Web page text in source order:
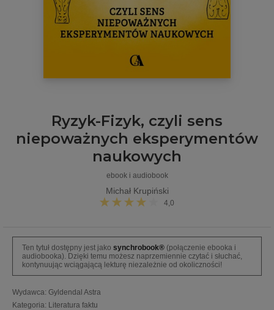
Ryzyk-Fizyk, czyli sens
niepoważnych eksperymentów
naukowych
ebook i audiobook
Michał Krupiński
4,0
Ten tytuł dostępny jest jako synchrobook® (połączenie ebooka i
audiobooka). Dzięki temu możesz naprzemiennie czytać i słuchać,
kontynuując wciągającą lekturę niezależnie od okoliczności!
Wydawca: Gyldendal Astra
Kategoria: Literatura faktu